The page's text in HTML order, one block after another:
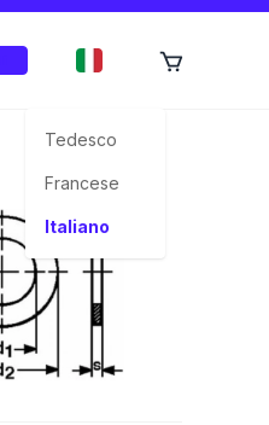
Tedesco
Francese
Italiano